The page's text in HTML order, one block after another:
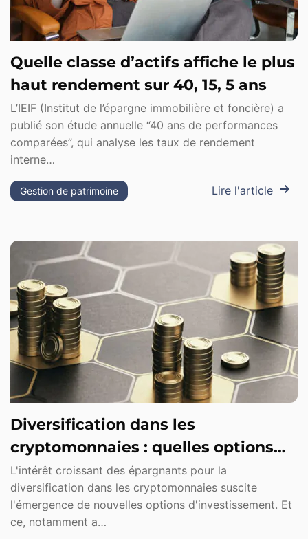
Quelle classe d’actifs affiche le plus
haut rendement sur 40, 15, 5 ans
L’IEIF (Institut de l’épargne immobilière et foncière) a
publié son étude annuelle “40 ans de performances
comparées”, qui analyse les taux de rendement
interne…
Lire l'article
Gestion de patrimoine
Diversification dans les
cryptomonnaies : quelles options
pour les épargnants ?
L'intérêt croissant des épargnants pour la
diversification dans les cryptomonnaies suscite
l'émergence de nouvelles options d'investissement. Et
ce, notamment a…